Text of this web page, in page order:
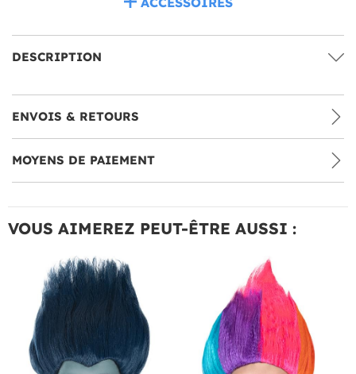
DESCRIPTION
ENVOIS & RETOURS
MOYENS DE PAIEMENT
VOUS AIMEREZ PEUT-ÊTRE AUSSI :